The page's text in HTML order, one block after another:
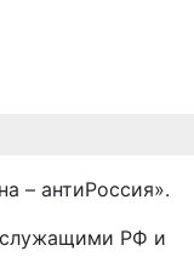
– антиРоссия».
РФ и